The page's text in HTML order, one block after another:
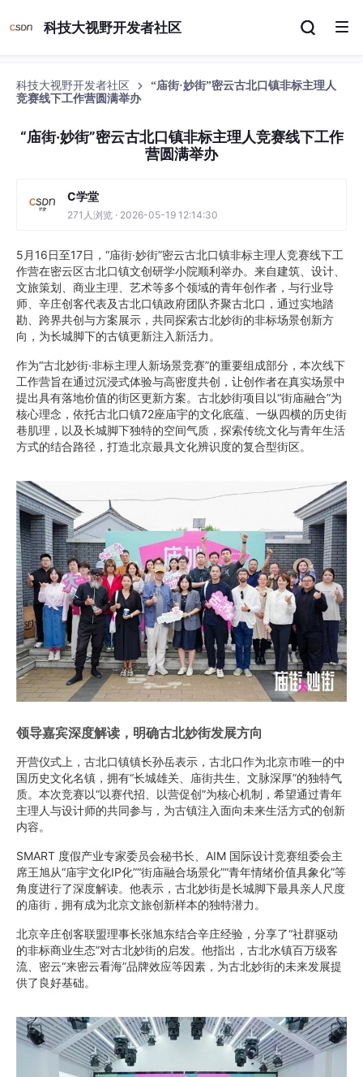
科技大视野开发者社区
科技大视野开发者社区
“庙街·妙街”密云古北口镇非标主理人
竞赛线下工作营圆满举办
“庙街·妙街”密云古北口镇非标主理人竞赛线下工作
营圆满举办
C学堂
271人浏览 · 2026-05-19 12:14:30
5月16日至17日，“庙街·妙街”密云古北口镇非标主理人竞赛线下工
作营在密云区古北口镇文创研学小院顺利举办。来自建筑、设计、
文旅策划、商业主理、艺术等多个领域的青年创作者，与行业导
师、辛庄创客代表及古北口镇政府团队齐聚古北口，通过实地踏
勘、跨界共创与方案展示，共同探索古北妙街的非标场景创新方
向，为长城脚下的古镇更新注入新活力。
作为“古北妙街·非标主理人新场景竞赛”的重要组成部分，本次线下
工作营旨在通过沉浸式体验与高密度共创，让创作者在真实场景中
提出具有落地价值的街区更新方案。古北妙街项目以“街庙融合”为
核心理念，依托古北口镇72座庙宇的文化底蕴、一纵四横的历史街
巷肌理，以及长城脚下独特的空间气质，探索传统文化与青年生活
方式的结合路径，打造北京最具文化辨识度的复合型街区。
领导嘉宾深度解读，明确古北妙街发展方向
开营仪式上，古北口镇镇长孙岳表示，古北口作为北京市唯一的中
国历史文化名镇，拥有“长城雄关、庙街共生、文脉深厚”的独特气
质。本次竞赛以“以赛代招、以营促创”为核心机制，希望通过青年
主理人与设计师的共同参与，为古镇注入面向未来生活方式的创新
内容。
SMART 度假产业专家委员会秘书长、AIM 国际设计竞赛组委会主
席王旭从“庙宇文化IP化”“街庙融合场景化”“青年情绪价值具象化”等
角度进行了深度解读。他表示，古北妙街是长城脚下最具亲人尺度
的庙街，拥有成为北京文旅创新样本的独特潜力。
北京辛庄创客联盟理事长张旭东结合辛庄经验，分享了“社群驱动
的非标商业生态”对古北妙街的启发。他指出，古北水镇百万级客
流、密云“来密云看海”品牌效应等因素，为古北妙街的未来发展提
供了良好基础。